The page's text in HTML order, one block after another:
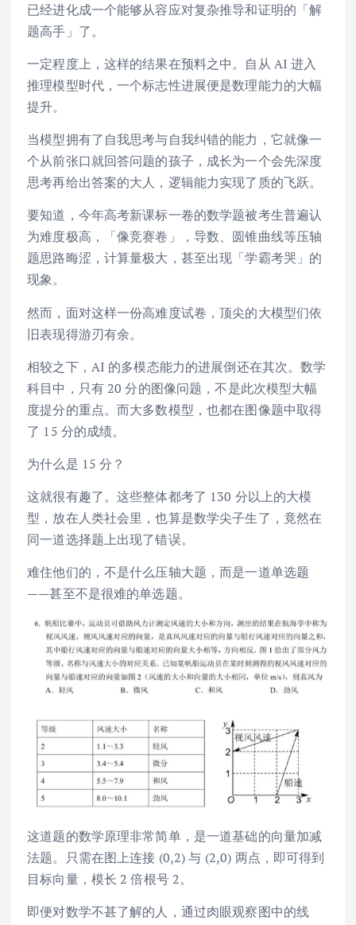
已经进化成一个能够从容应对复杂推导和证明的「解
题高手」了。
一定程度上，这样的结果在预料之中。自从 AI 进入
推理模型时代，一个标志性进展便是数理能力的大幅
提升。
当模型拥有了自我思考与自我纠错的能力，它就像一
个从前张口就回答问题的孩子，成长为一个会先深度
思考再给出答案的大人，逻辑能力实现了质的飞跃。
要知道，今年高考新课标一卷的数学题被考生普遍认
为难度极高，「像竞赛卷」，导数、圆锥曲线等压轴
题思路晦涩，计算量极大，甚至出现「学霸考哭」的
现象。
然而，面对这样一份高难度试卷，顶尖的大模型们依
旧表现得游刃有余。
相较之下，AI 的多模态能力的进展倒还在其次。数学
科目中，只有 20 分的图像问题，不是此次模型大幅
度提分的重点。而大多数模型，也都在图像题中取得
了 15 分的成绩。
为什么是 15 分？
这就很有趣了。这些整体都考了 130 分以上的大模
型，放在人类社会里，也算是数学尖子生了，竟然在
同一道选择题上出现了错误。
难住他们的，不是什么压轴大题，而是一道单选题
——甚至不是很难的单选题。
这道题的数学原理非常简单，是一道基础的向量加减
法题。只需在图上连接 (0,2) 与 (2,0) 两点，即可得到
目标向量，模长 2 倍根号 2。
即便对数学不甚了解的人，通过肉眼观察图中的线